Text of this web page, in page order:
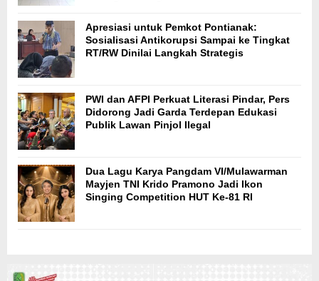
Apresiasi untuk Pemkot Pontianak:
Sosialisasi Antikorupsi Sampai ke Tingkat
RT/RW Dinilai Langkah Strategis
PWI dan AFPI Perkuat Literasi Pindar, Pers
Didorong Jadi Garda Terdepan Edukasi
Publik Lawan Pinjol Ilegal
Dua Lagu Karya Pangdam VI/Mulawarman
Mayjen TNI Krido Pramono Jadi Ikon
Singing Competition HUT Ke-81 RI